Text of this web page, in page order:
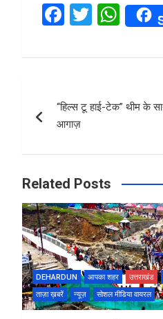
F
ce
o
o
k
T
tt
W
at
A
p
navigation
“हिल्स टू हाई-टेक” थीम के
आगाज़
Related Posts
DEHARDUN आपका शहर उत्तराखंड
ताज़ा ख़बरें
न्यूज़ सोशल मीडिया वायरल